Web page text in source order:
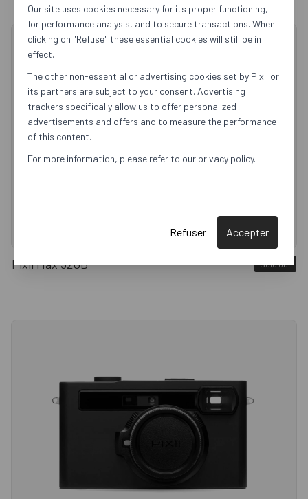
Pixii Max 32GB Sold out
Our site uses cookies necessary for its proper functioning,
for performance analysis, and to secure transactions. When
clicking on "Refuse" these essential cookies will still be in
effect.
The other non-essential or advertising cookies set by Pixii or
its partners are subject to your consent. Advertising
trackers specifically allow us to offer personalized
advertisements and offers and to measure the performance
of this content.
For more information, please refer to our privacy policy.
Refuser Accepter